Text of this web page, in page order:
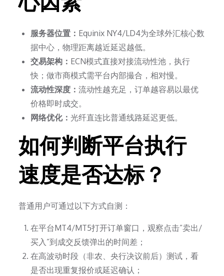
服务器位置： Equinix NY4/LD4为全球外汇核心数
据中心，物理距离越近延迟越低。
交易架构： ECN模式直接对接流动性池，执行
快；做市商模式需平台内部撮合，相对慢。
流动性深度：流动性越充足，订单越容易以最优
价格即时成交。
网络优化：光纤直连比普通线路延迟更低。
如何判断平台执行
速度是否达标？
普通用户可通过以下方式自测：
在平台MT4/MT5打开订单窗口，观察点击”卖出/
买入”到成交反馈弹出的时间差；
在高波动时段（非农、央行决议前后）测试，看
是否出现重复报价或延迟确认；